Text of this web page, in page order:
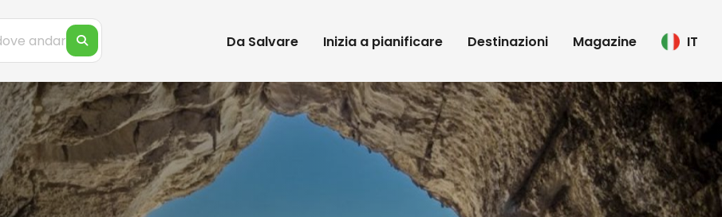
Da Salvare Inizia a pianificare Destinazioni Magazine IT